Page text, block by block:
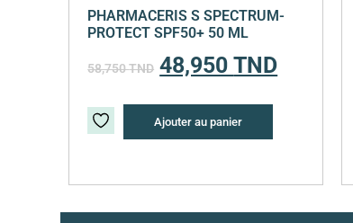
PHARMACERIS S SPECTRUM-
PROTECT SPF50+ 50 ML
58,750TND 48,950TND
Ajouter au panier